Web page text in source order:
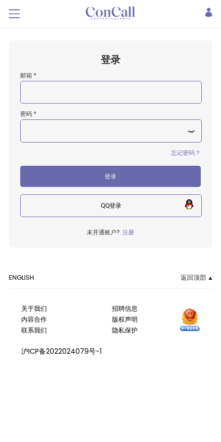
登录
邮箱 *
密码 *
忘记密码？
登录
QQ登录
未开通账户? 注册
ENGLISH 返回顶部
关于我们
内容合作
联系我们
招聘信息
版权声明
隐私保护
沪ICP备2022024079号-1